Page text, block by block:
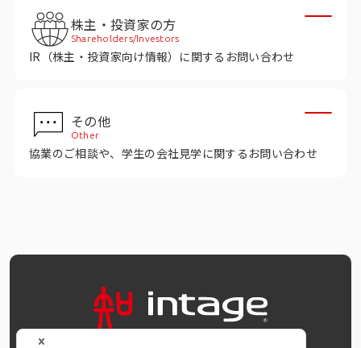
事例紹介
コーポレートサイト
株主・投資家の方
Shareholders/Investors
IR（株主・投資家向け情報）に関するお問い合わせ
その他
Other
協業のご相談や、学生の会社見学に関するお問い合わせ